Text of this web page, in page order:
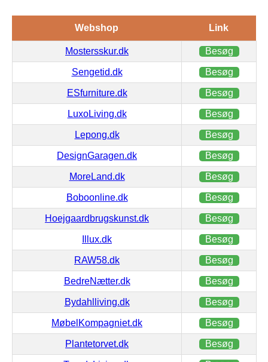
Webshop Link
Mostersskur.dk Besøg
Sengetid.dk Besøg
ESfurniture.dk Besøg
LuxoLiving.dk Besøg
Lepong.dk Besøg
DesignGaragen.dk Besøg
MoreLand.dk Besøg
Boboonline.dk Besøg
Hoejgaardbrugskunst.dk Besøg
Illux.dk Besøg
RAW58.dk Besøg
BedreNætter.dk Besøg
Bydahlliving.dk Besøg
MøbelKompagniet.dk Besøg
Plantetorvet.dk Besøg